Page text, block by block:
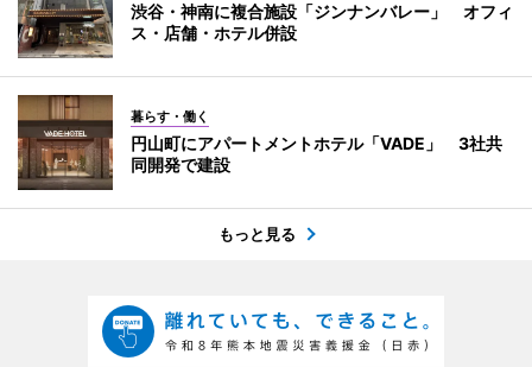
渋谷・神南に複合施設「ジンナンバレー」 オフィ
ス・店舗・ホテル併設
暮らす・働く
円山町にアパートメントホテル「VADE」 3社共
同開発で建設
もっと見る